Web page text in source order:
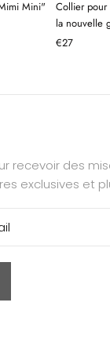
Mini"
Collier pour
la nouvelle
€27
recevoir des
exclusives et